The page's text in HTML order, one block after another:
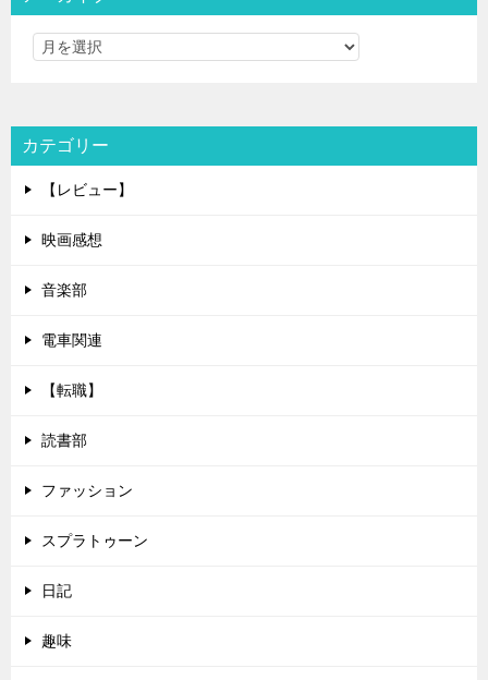
カテゴリー
【レビュー】
映画感想
音楽部
電車関連
【転職】
読書部
ファッション
スプラトゥーン
日記
趣味